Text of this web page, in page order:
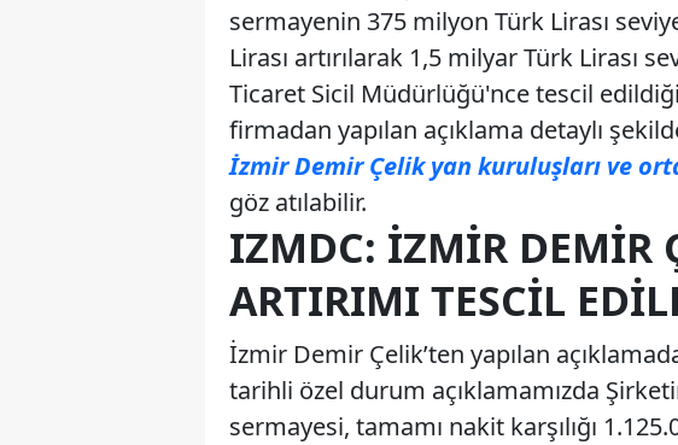
sermayenin 375 milyon Türk Lirası
Lirası artırılarak 1,5 milyar Türk Lirası
Ticaret Sicil Müdürlüğü'nce tescil
firmadan yapılan açıklama detaylı
İzmir Demir Çelik yan kuruluşları ve
göz atılabilir.
IZMDC: İZMIR DEMIR
ARTIRIMI TESCIL
İzmir Demir Çelik’ten yapılan
tarihli özel durum açıklamamızda
sermayesi, tamamı nakit karşılığı